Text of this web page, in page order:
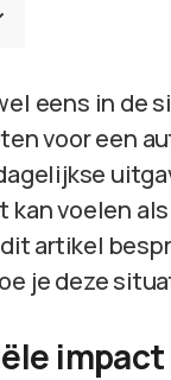
eens in de
voor een
kan voelen
artikel
je deze